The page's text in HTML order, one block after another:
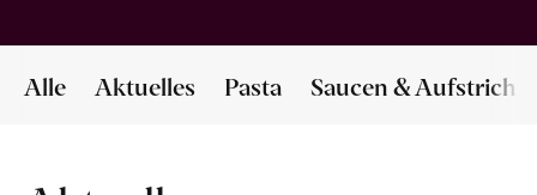
Alle Aktuelles Pasta Saucen & Aufstriche